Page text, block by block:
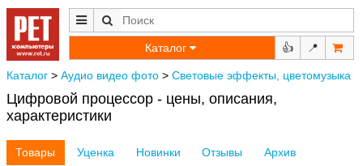
Каталог 👍 📍
Каталог > Аудио видео фото > Световые эффекты, цветомузыка
Цифровой процессор - цены, описания,
характеристики
Товары Уценка Новинки Отзывы
Архив